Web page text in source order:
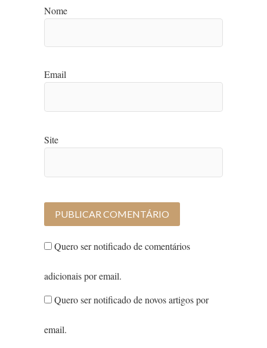
Nome
Email
Site
Quero ser notificado de comentários
adicionais por email.
Quero ser notificado de novos artigos por
email.